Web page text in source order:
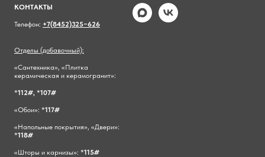
КОНТАКТЫ
Телефон: +7(8452)325−626
Отделы (добавочный):
«Сантехника», «Плитка
керамическая и керамогранит»:
*112#, *107#
«Обои»: *117#
«Напольные покрытия», «Двери»:
*118#
«Шторы и карнизы»: *115#